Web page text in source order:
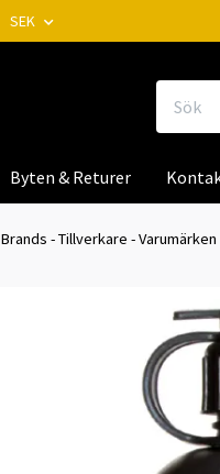
SEK
Byten & Returer
Brands - Tillverkare -